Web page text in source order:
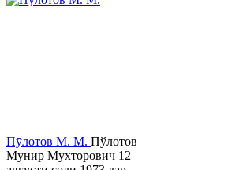
Пӯлотов М. М. Пўлотов
Мунир Мухторович 12